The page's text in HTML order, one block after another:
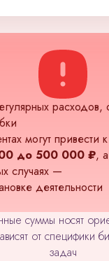
расходов,
могут привести
до 500 000 ₽,
случаях —
деятельности
суммы носят
от специфики
задач